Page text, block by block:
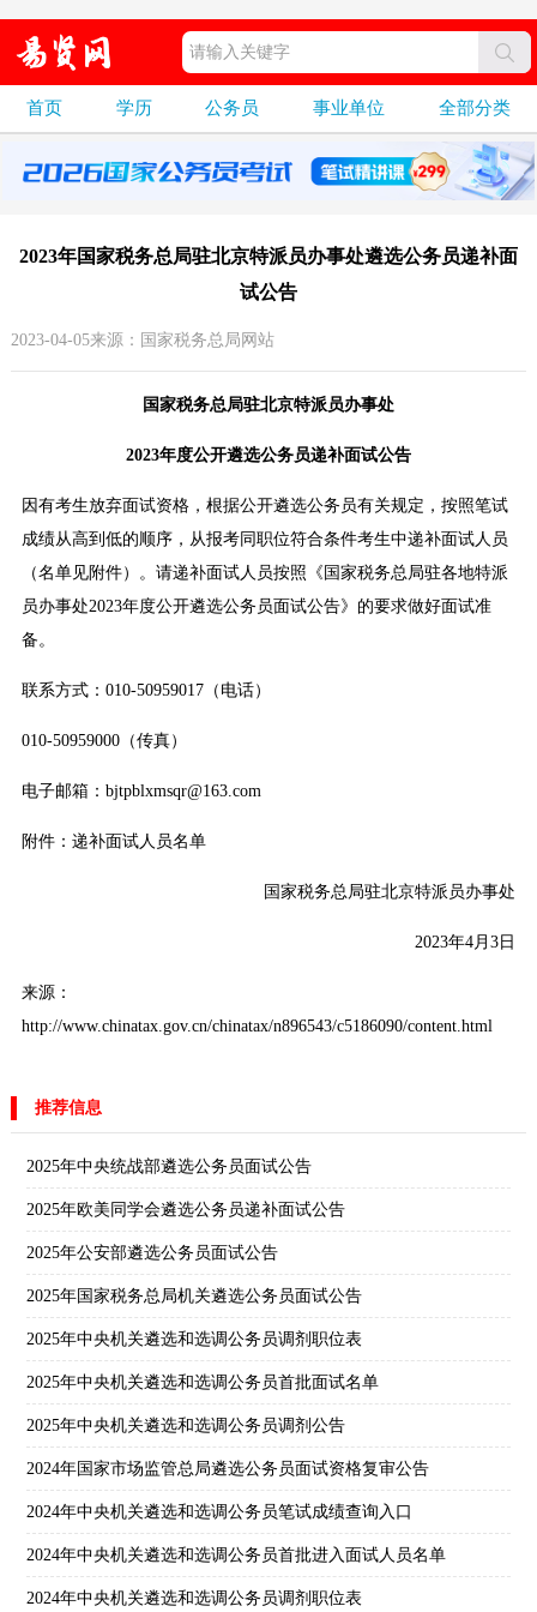
首页 学历 公务员 事业单位 全部分类
2023年国家税务总局驻北京特派员办事处遴选公务员递补面
试公告
2023-04-05来源：国家税务总局网站
国家税务总局驻北京特派员办事处
2023年度公开遴选公务员递补面试公告
因有考生放弃面试资格，根据公开遴选公务员有关规定，按照笔试
成绩从高到低的顺序，从报考同职位符合条件考生中递补面试人员
（名单见附件）。请递补面试人员按照《国家税务总局驻各地特派
员办事处2023年度公开遴选公务员面试公告》的要求做好面试准
备。
联系方式：010-50959017（电话）
010-50959000（传真）
电子邮箱：bjtpblxmsqr@163.com
附件： 递补面试人员名单
国家税务总局驻北京特派员办事处
2023年4月3日
来源：
http://www.chinatax.gov.cn/chinatax/n896543/c5186090/content.html
推荐信息
2025年中央统战部遴选公务员面试公告
2025年欧美同学会遴选公务员递补面试公告
2025年公安部遴选公务员面试公告
2025年国家税务总局机关遴选公务员面试公告
2025年中央机关遴选和选调公务员调剂职位表
2025年中央机关遴选和选调公务员首批面试名单
2025年中央机关遴选和选调公务员调剂公告
2024年国家市场监管总局遴选公务员面试资格复审公告
2024年中央机关遴选和选调公务员笔试成绩查询入口
2024年中央机关遴选和选调公务员首批进入面试人员名单
2024年中央机关遴选和选调公务员调剂职位表